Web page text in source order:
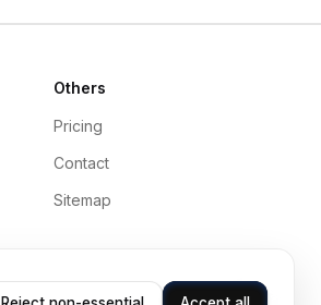
Others
Pricing
Contact
Sitemap